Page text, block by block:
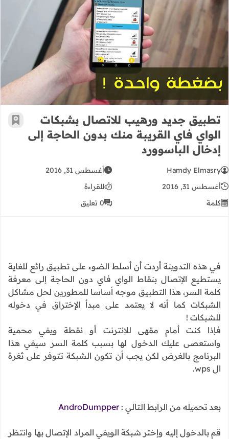
تطبيق جديد ورهيب للاتصال بشبكات
تطبيق جديد ورهيب للاتصال بشبكات
الواي فاي القريبة منك بدون الحاجة إلى
إدخال الباسوورد
أضف
Hamdy Elmasry
أغسطس 31, 2016
أغسطس 31, 2016
للقراءة
كلمة
0 تعليق
في هذه التدوينة أردت أن أسلط الضوء على تطبيق رائع للغاية
يستطيع الإتصال بنقاط الواي فاي دون الحاجة إلى معرفة
كلمة السر، هذا التطبيق موجه أساسا للمطورين لحل مشاكل
الشبكات كما أنه لا يعتمد على مبدأ الإختراق في دخوله
للشبكات !
فإذا كنت أمام مقهى للإنترنت أو نقطة ويفي محمية
واستعصى عليك الدخول لها بسبب كلمة السر سيفي هذا
البرنامج بالغرض لكن يجب أن تكون الشبكة تتوفر على ثغرة
ال wps.
بعد تحميله من الرابط التالي :AndroDumpper
قم بالدخول إليه وإختر شبكة الويفي المراد الإتصال بها وانتظر